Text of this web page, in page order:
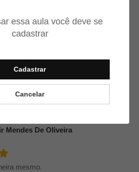
essa aula você deve se
cadastrar
Cadastrar
Cancelar
De Toledo
Mendes De Oliveira
mesmo.